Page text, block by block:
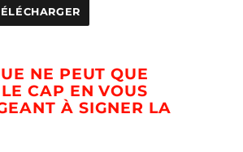
NE PEUT QUE
CAP EN VOUS
À SIGNER LA